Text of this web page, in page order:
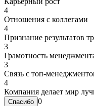
4
Отношения с коллегами
4
Признание результатов
3
Грамотность
3
Связь с топ-
4
Компания делает мир
0